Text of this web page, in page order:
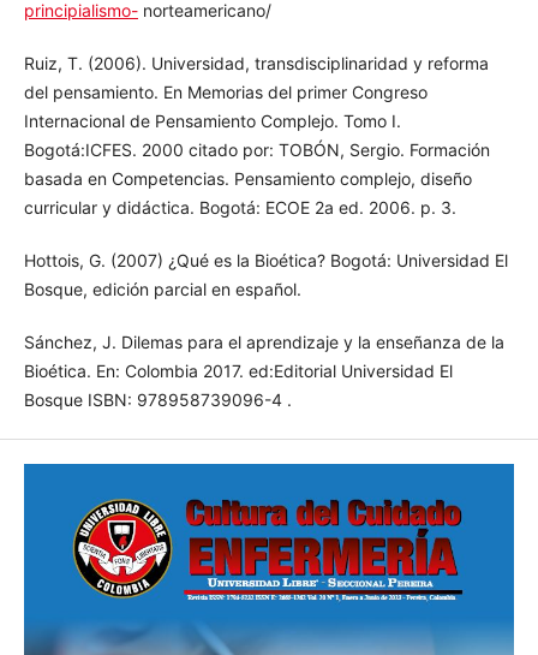
del pensamiento. En Memorias del primer Congreso
Internacional de Pensamiento Complejo. Tomo I.
Bogotá:ICFES. 2000 citado por: TOBÓN, Sergio. Formación
basada en Competencias. Pensamiento complejo, diseño
curricular y didáctica. Bogotá: ECOE 2a ed. 2006. p. 3.
Bosque, edición parcial en español.
Bioética. En: Colombia 2017. ed:Editorial Universidad El
Bosque ISBN: 978958739096-4 .